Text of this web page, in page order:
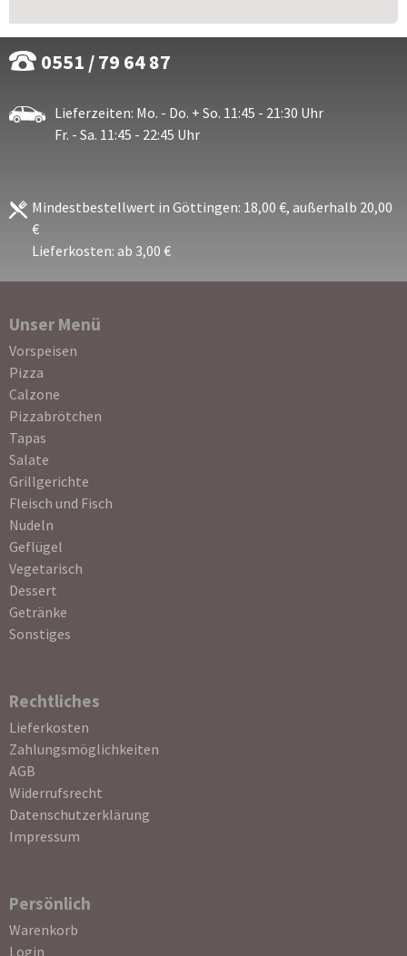
0551 / 79 64 87
Lieferzeiten: Mo. - Do. + So. 11:45 - 21:30 Uhr
Fr. - Sa. 11:45 - 22:45 Uhr
Mindestbestellwert in Göttingen: 18,00 €, außerhalb 20,00
€
Lieferkosten: ab 3,00 €
Unser Menü
Navigation
überspringen
Vorspeisen
Pizza
Calzone
Pizzabrötchen
Tapas
Salate
Grillgerichte
Fleisch und Fisch
Nudeln
Geflügel
Vegetarisch
Dessert
Getränke
Sonstiges
Rechtliches
Navigation
überspringen
Lieferkosten
Zahlungsmöglichkeiten
AGB
Widerrufsrecht
Datenschutzerklärung
Impressum
Persönlich
Navigation
überspringen
Warenkorb
Login